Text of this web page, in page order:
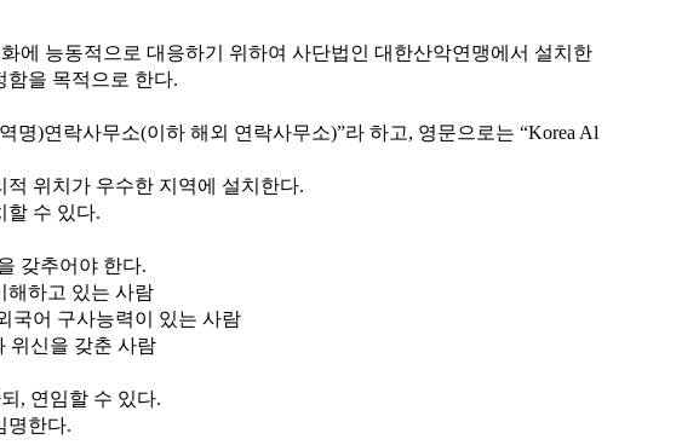
에 능동적으로 대응하기 위하여 사단법인 대한산악연맹에서 설치한
함을 목적으로 한다.
명)연락사무소(이하 해외 연락사무소)”라 하고, 영문으로는 “Korea Al
위치가 우수한 지역에 설치한다.
할 수 있다.
갖추어야 한다.
해하고 있는 사람
국어 구사능력이 있는 사람
위신을 갖춘 사람
, 연임할 수 있다.
명한다.